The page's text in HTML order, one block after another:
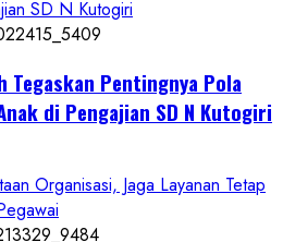
SD N Kutogiri
Tegaskan Pentingnya Pola
di Pengajian SD N Kutogiri
Organisasi, Jaga Layanan Tetap